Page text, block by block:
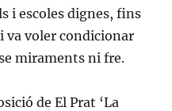
i escoles dignes, fins
va voler condicionar
miraments ni fre.
de El Prat ‘La